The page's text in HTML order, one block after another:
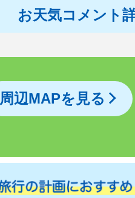
お天気コメント
周辺MAPを見る